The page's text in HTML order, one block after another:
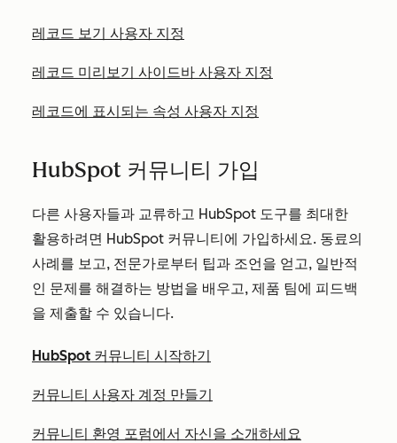
레코드 보기 사용자 지정
레코드 미리보기 사이드바 사용자 지정
레코드에 표시되는 속성 사용자 지정
HubSpot 커뮤니티 가입
다른 사용자들과 교류하고 HubSpot 도구를 최대한
활용하려면 HubSpot 커뮤니티에 가입하세요. 동료의
사례를 보고, 전문가로부터 팁과 조언을 얻고, 일반적
인 문제를 해결하는 방법을 배우고, 제품 팀에 피드백
을 제출할 수 있습니다.
HubSpot 커뮤니티 시작하기
커뮤니티 사용자 계정 만들기
커뮤니티 환영 포럼에서 자신을 소개하세요